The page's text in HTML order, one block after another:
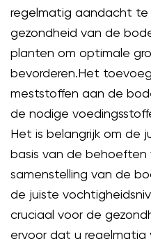
regelmatig aandacht
gezondheid van de
planten om optimale
bevorderen.Het
meststoffen aan de
de nodige
Het is belangrijk om de
basis van de
samenstelling van de
de juiste
cruciaal voor de
ervoor dat u